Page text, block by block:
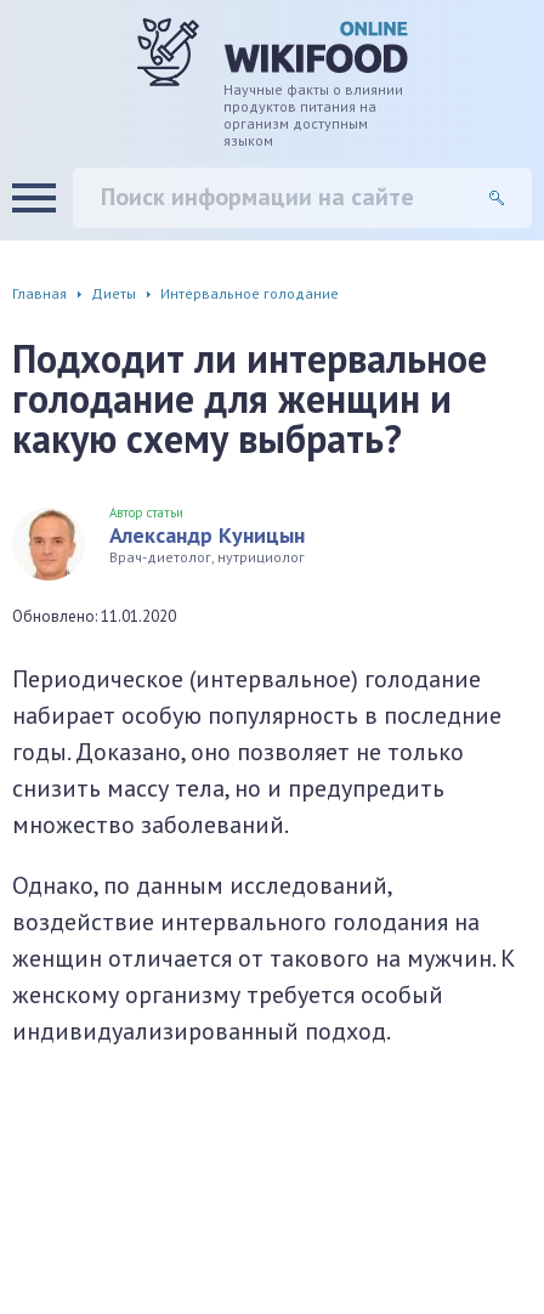
Научные факты о влиянии
продуктов питания на
организм доступным
языком
Главная Диеты Интервальное голодание
Подходит ли интервальное
голодание для женщин и
какую схему выбрать?
Автор статьи
Александр Куницын
Врач-диетолог, нутрициолог
Обновлено: 11.01.2020
Периодическое (интервальное) голодание
набирает особую популярность в последние
годы. Доказано, оно позволяет не только
снизить массу тела, но и предупредить
множество заболеваний.
Однако, по данным исследований,
воздействие интервального голодания на
женщин отличается от такового на мужчин. К
женскому организму требуется особый
индивидуализированный подход.
ЖКТ
система
система
суставы, мышцы
сужение сосудов
от депрессии и